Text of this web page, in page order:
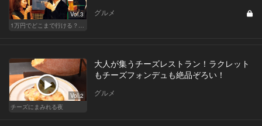
Vol.3
1万円でどこまで行ける？渋谷・新富町・西荻窪・神楽坂でハシゴバル
グルメ
Vol.2
チーズにまみれる夜
大人が集うチーズレストラン！ラクレット
もチーズフォンデュも絶品ぞろい！
グルメ